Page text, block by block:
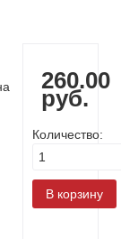
260.00
руб.
Количество: